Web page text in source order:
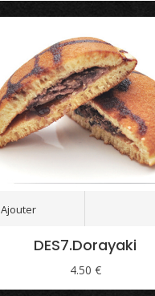
Ajouter
DES7.Dorayaki
4.50 €